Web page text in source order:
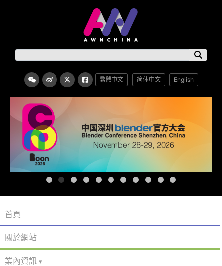
繁體中文 简体中文 English
首頁
關於網站
業內資訊